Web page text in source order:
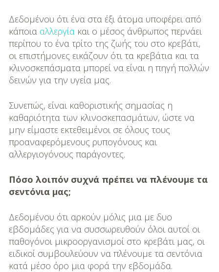
Δεδομένου ότι ένα στα έξι άτομα υποφέρει από
κάποια αλλεργία και ο μέσος άνθρωπος περνάει
περίπου το ένα τρίτο της ζωής του στο κρεβάτι,
οι επιστήμονες εικάζουν ότι τα κρεβάτια και τα
κλινοσκεπάσματα μπορεί να είναι η πηγή πολλών
δεινών για την υγεία μας.
Συνεπώς, είναι καθοριστικής σημασίας η
καθαριότητα των κλινοσκεπασμάτων, ώστε να
μην είμαστε εκτεθειμένοι σε όλους τους
προαναφερόμενους ρυπογόνους και
αλλεργιογόνους παράγοντες.
Πόσο λοιπόν συχνά πρέπει να πλένουμε τα
σεντόνια μας;
Δεδομένου ότι αρκούν μόλις μια με δυο
εβδομάδες για να συσσωρευθούν όλοι αυτοί οι
παθογόνοι μικροοργανισμοί στο κρεβάτι μας, οι
ειδικοί συμβουλεύουν να πλένουμε τα σεντόνια
κατά μέσο όρο μια φορά την εβδομάδα.